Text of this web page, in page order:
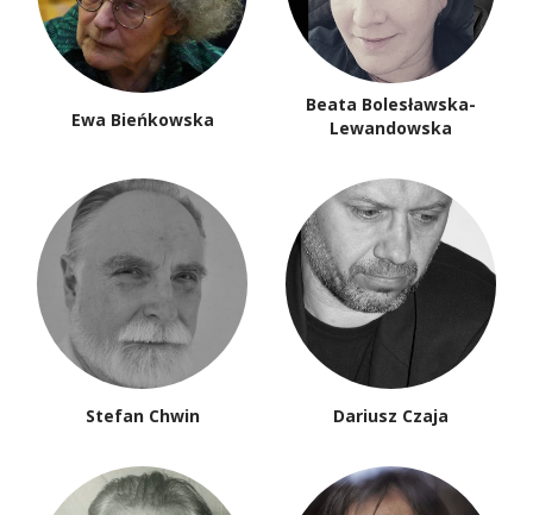
Ewa Bieńkowska
Beata Bolesławska-
Lewandowska
Stefan Chwin Dariusz Czaja